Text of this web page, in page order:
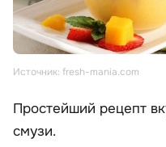
Источник: fresh-mania.com
Простейший рецепт
смузи.